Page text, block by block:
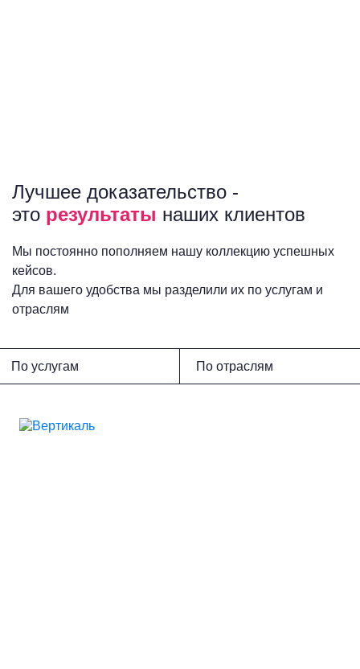
Лучшее доказательство -
это результаты наших клиентов
Мы постоянно пополняем нашу коллекцию успешных
кейсов.
Для вашего удобства мы разделили их по услугам и
отраслям
По услугам По отраслям